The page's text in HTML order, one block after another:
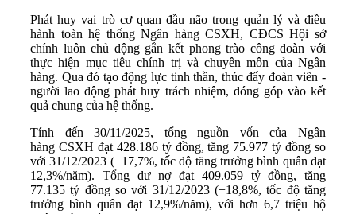
Phát huy vai trò cơ quan đầu não trong quản lý và điều
hành toàn hệ thống Ngân hàng CSXH, CĐCS Hội sở
chính luôn chủ động gắn kết phong trào công đoàn với
thực hiện mục tiêu chính trị và chuyên môn của Ngân
hàng. Qua đó tạo động lực tinh thần, thúc đẩy đoàn viên -
người lao động phát huy trách nhiệm, đóng góp vào kết
quả chung của hệ thống.
Tính đến 30/11/2025, tổng nguồn vốn của Ngân
hàng CSXH đạt 428.186 tỷ đồng, tăng 75.977 tỷ đồng so
với 31/12/2023 (+17,7%, tốc độ tăng trưởng bình quân đạt
12,3%/năm). Tổng dư nợ đạt 409.059 tỷ đồng, tăng
77.135 tỷ đồng so với 31/12/2023 (+18,8%, tốc độ tăng
trưởng bình quân đạt 12,9%/năm), với hơn 6,7 triệu hộ